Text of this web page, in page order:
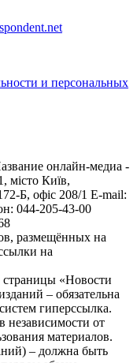
и персональных
онлайн-медиа -
місто Київ,
Б, офіс 208/1 E-mail:
044-205-43-00
размещённых на
на
«Новости
– обязательна
гиперссылка.
независимости от
материалов.
– должна быть